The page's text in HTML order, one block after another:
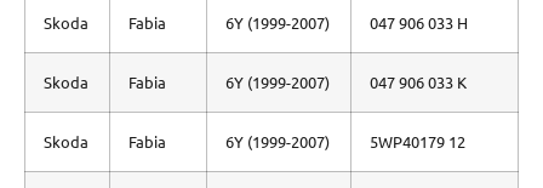
Skoda Fabia 6Y (1999-2007) 047 906 033 H
Skoda Fabia 6Y (1999-2007) 047 906 033 K
Skoda Fabia 6Y (1999-2007) 5WP40179 12